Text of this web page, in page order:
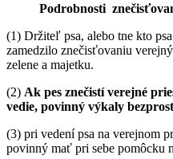
Podrobnosti
(1) Držiteľ psa, alebo tne kto
zamedzilo znečisťovaniu
zelene a majetku.
(2) Ak pes znečistí verejné
vedie, povinný výkaly
(3) pri vedení psa na verejnom
povinný mať pri sebe pomôcku